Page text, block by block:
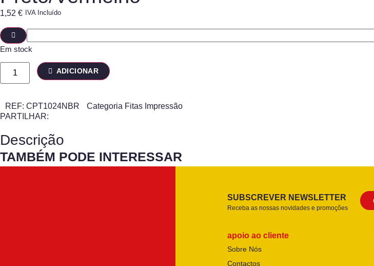
1,52 € IVA Incluído
Em stock
ADICIONAR
REF: CPT1024NBR Categoria Fitas Impressão
PARTILHAR:
Descrição
TAMBÉM PODE INTERESSAR
SUBSCREVER NEWSLETTER
Receba as nossas novidades e promoções
apoio ao cliente
Sobre Nós
Contactos